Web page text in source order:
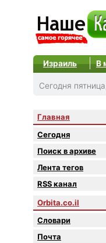
Израиль В
Сегодня
Главная
Сегодня
Поиск в архиве
Лента тегов
RSS канал
Orbita.co.il
Словари
Почта